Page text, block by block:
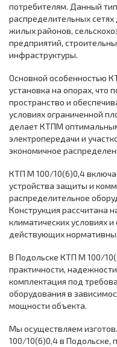
потребителям. Данный
распределительных
жилых районов,
предприятий,
инфраструктуры.
Основной особенностью
установка на опорах, что
пространство и
условиях ограниченной
делает КТПМ
электропередачи и
экономичное
КТП М 100/10(6)0,4
устройства защиты и
распределительное
Конструкция рассчитана
климатических условиях
действующих
В Подольске КТП М 100/
практичности,
комплектация под
оборудования в
мощности объекта.
Мы осуществляем
100/10(6)0,4 в Подольске,